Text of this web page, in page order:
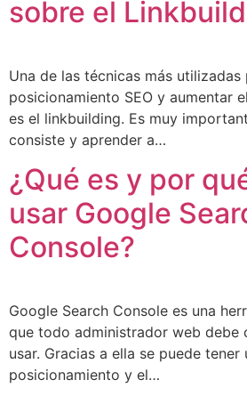
sobre el
Una de las técnicas más utilizadas
posicionamiento SEO y aumentar
es el linkbuilding. Es muy
consiste y aprender a…
¿Qué es y por
usar Google
Console?
Google Search Console es una
que todo administrador web debe
usar. Gracias a ella se puede
posicionamiento y el…